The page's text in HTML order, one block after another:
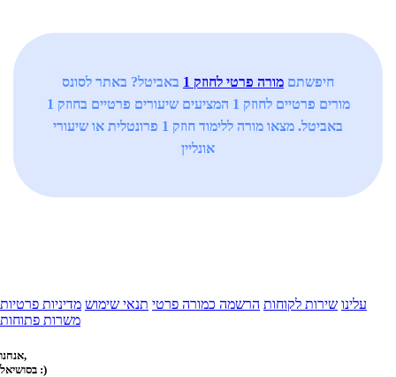
חיפשתם מורה פרטי לחוזק 1
באביטל? באתר לסונס
מורים פרטיים לחוזק 1 המציעים שיעורים פרטיים בחוזק 1
באביטל. מצאו מורה ללימוד חוזק 1 פרונטלית או שיעורי
אונליין
עלינו שירות לקוחות הרשמה כמורה פרטי תנאי שימוש מדיניות פרטיות
משרות פתוחות
אנחנו,
בסושיאל :)